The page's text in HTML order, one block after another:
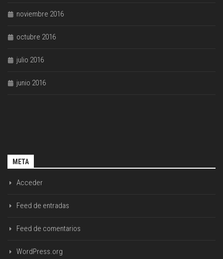
noviembre 2016
octubre 2016
julio 2016
junio 2016
META
Acceder
Feed de entradas
Feed de comentarios
WordPress.org